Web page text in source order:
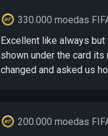
330.000 moedas
Excellent like always
shown under the card
changed and asked us
200.000 moedas